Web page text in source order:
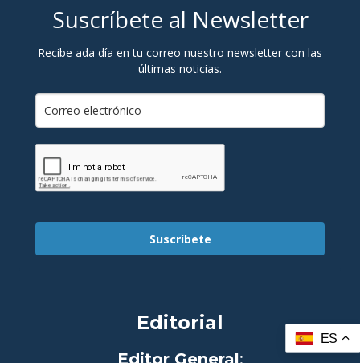
Suscríbete al Newsletter
Recibe ada día en tu correo nuestro newsletter con las
últimas noticias.
Suscríbete
Editorial
Editor General:
ES